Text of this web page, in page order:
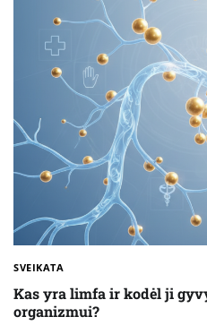
SVEIKATA
Kas yra limfa ir kodėl ji
organizmui?